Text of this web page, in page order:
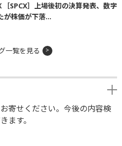
［SPCX］上場後初の決算発表、数字
が株価が下落...
一覧を見る
寄せください。今後の内容検
ます。